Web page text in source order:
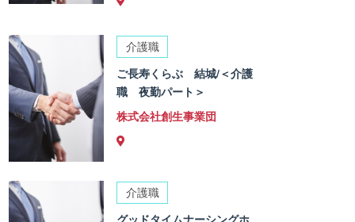
介護職
ご長寿くらぶ 結城/＜介護
職 夜勤パート＞
株式会社創生事業団
介護職
グッドタイムナーシングホ